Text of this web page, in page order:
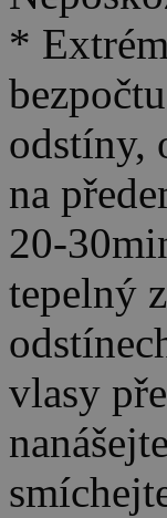
*
odstíny,
na
20-
tepelný
vlasy